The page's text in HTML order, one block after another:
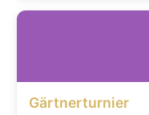
Gärtnerturnier